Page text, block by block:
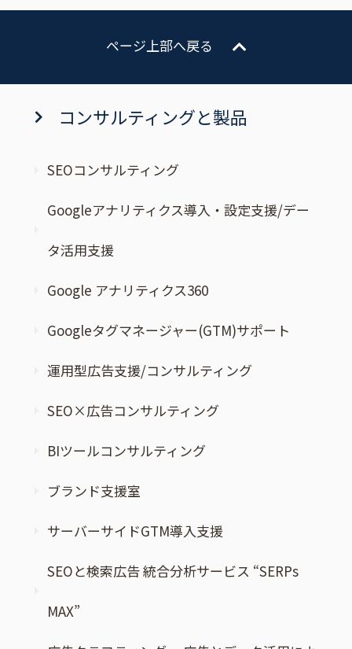
ページ上部へ戻る
コンサルティングと製品
SEOコンサルティング
Googleアナリティクス導入・設定支援/デー
タ活用支援
Google アナリティクス360
Googleタグマネージャー(GTM)サポート
運用型広告支援/コンサルティング
SEO×広告コンサルティング
BIツールコンサルティング
ブランド支援室
サーバーサイドGTM導入支援
SEOと検索広告 統合分析サービス “SERPs
MAX”